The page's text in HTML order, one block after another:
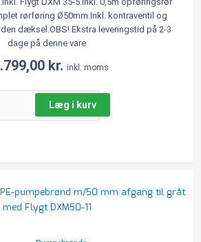
rørføring Ø50mm.Inkl. kontraventil og
dæksel.OBS! Ekstra leveringstid på 2-3
dage på denne vare
kr. inkl. moms
Læg i kurv